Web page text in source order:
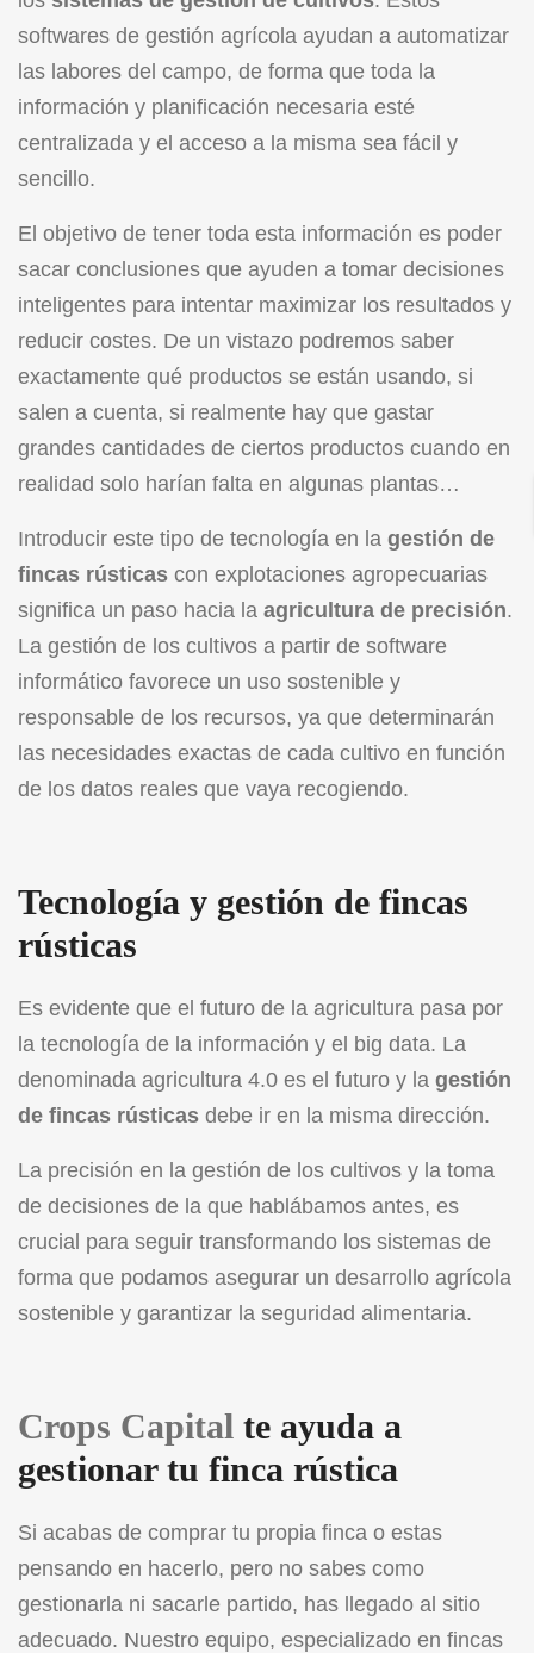
softwares de gestión agrícola ayudan a automatizar
las labores del campo, de forma que toda la
información y planificación necesaria esté
centralizada y el acceso a la misma sea fácil y
sencillo.
El objetivo de tener toda esta información es poder
sacar conclusiones que ayuden a tomar decisiones
inteligentes para intentar maximizar los resultados y
reducir costes. De un vistazo podremos saber
exactamente qué productos se están usando, si
salen a cuenta, si realmente hay que gastar
grandes cantidades de ciertos productos cuando en
realidad solo harían falta en algunas plantas…
Introducir este tipo de tecnología en la gestión de
fincas rústicas con explotaciones agropecuarias
significa un paso hacia la agricultura de precisión.
La gestión de los cultivos a partir de software
informático favorece un uso sostenible y
responsable de los recursos, ya que determinarán
las necesidades exactas de cada cultivo en función
de los datos reales que vaya recogiendo.
Tecnología y gestión de fincas
rústicas
Es evidente que el futuro de la agricultura pasa por
la tecnología de la información y el big data. La
denominada agricultura 4.0 es el futuro y la gestión
de fincas rústicas debe ir en la misma dirección.
La precisión en la gestión de los cultivos y la toma
de decisiones de la que hablábamos antes, es
crucial para seguir transformando los sistemas de
forma que podamos asegurar un desarrollo agrícola
sostenible y garantizar la seguridad alimentaria.
Crops Capital te ayuda a
gestionar tu finca rústica
Si acabas de comprar tu propia finca o estas
pensando en hacerlo, pero no sabes como
gestionarla ni sacarle partido, has llegado al sitio
adecuado. Nuestro equipo, especializado en fincas